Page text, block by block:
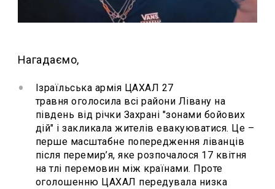
Нагадаємо,
Ізраїльська армія ЦАХАЛ 27
травня оголосила всі райони Лівану на
південь від річки Захрані "зонами бойових
дій" і закликала жителів евакуюватися. Це –
перше масштабне попередження ліванців
після перемир’я, яке розпочалося 17 квітня
на тлі перемовин між країнами. Проте
оголошенню ЦАХАЛ передувала низка